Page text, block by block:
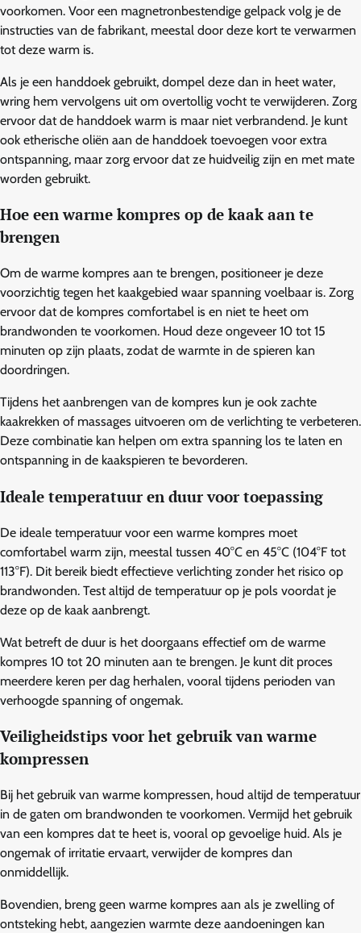
voorkomen. Voor een magnetronbestendige gelpack volg je de
instructies van de fabrikant, meestal door deze kort te verwarmen
tot deze warm is.
Als je een handdoek gebruikt, dompel deze dan in heet water,
wring hem vervolgens uit om overtollig vocht te verwijderen. Zorg
ervoor dat de handdoek warm is maar niet verbrandend. Je kunt
ook etherische oliën aan de handdoek toevoegen voor extra
ontspanning, maar zorg ervoor dat ze huidveilig zijn en met mate
worden gebruikt.
Hoe een warme kompres op de kaak aan te
brengen
Om de warme kompres aan te brengen, positioneer je deze
voorzichtig tegen het kaakgebied waar spanning voelbaar is. Zorg
ervoor dat de kompres comfortabel is en niet te heet om
brandwonden te voorkomen. Houd deze ongeveer 10 tot 15
minuten op zijn plaats, zodat de warmte in de spieren kan
doordringen.
Tijdens het aanbrengen van de kompres kun je ook zachte
kaakrekken of massages uitvoeren om de verlichting te verbeteren.
Deze combinatie kan helpen om extra spanning los te laten en
ontspanning in de kaakspieren te bevorderen.
Ideale temperatuur en duur voor toepassing
De ideale temperatuur voor een warme kompres moet
comfortabel warm zijn, meestal tussen 40°C en 45°C (104°F tot
113°F). Dit bereik biedt effectieve verlichting zonder het risico op
brandwonden. Test altijd de temperatuur op je pols voordat je
deze op de kaak aanbrengt.
Wat betreft de duur is het doorgaans effectief om de warme
kompres 10 tot 20 minuten aan te brengen. Je kunt dit proces
meerdere keren per dag herhalen, vooral tijdens perioden van
verhoogde spanning of ongemak.
Veiligheidstips voor het gebruik van warme
kompressen
Bij het gebruik van warme kompressen, houd altijd de temperatuur
in de gaten om brandwonden te voorkomen. Vermijd het gebruik
van een kompres dat te heet is, vooral op gevoelige huid. Als je
ongemak of irritatie ervaart, verwijder de kompres dan
onmiddellijk.
Bovendien, breng geen warme kompres aan als je zwelling of
ontsteking hebt, aangezien warmte deze aandoeningen kan